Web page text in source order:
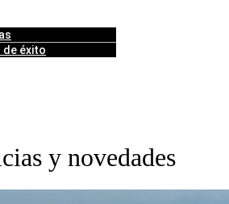
de éxito
y novedades